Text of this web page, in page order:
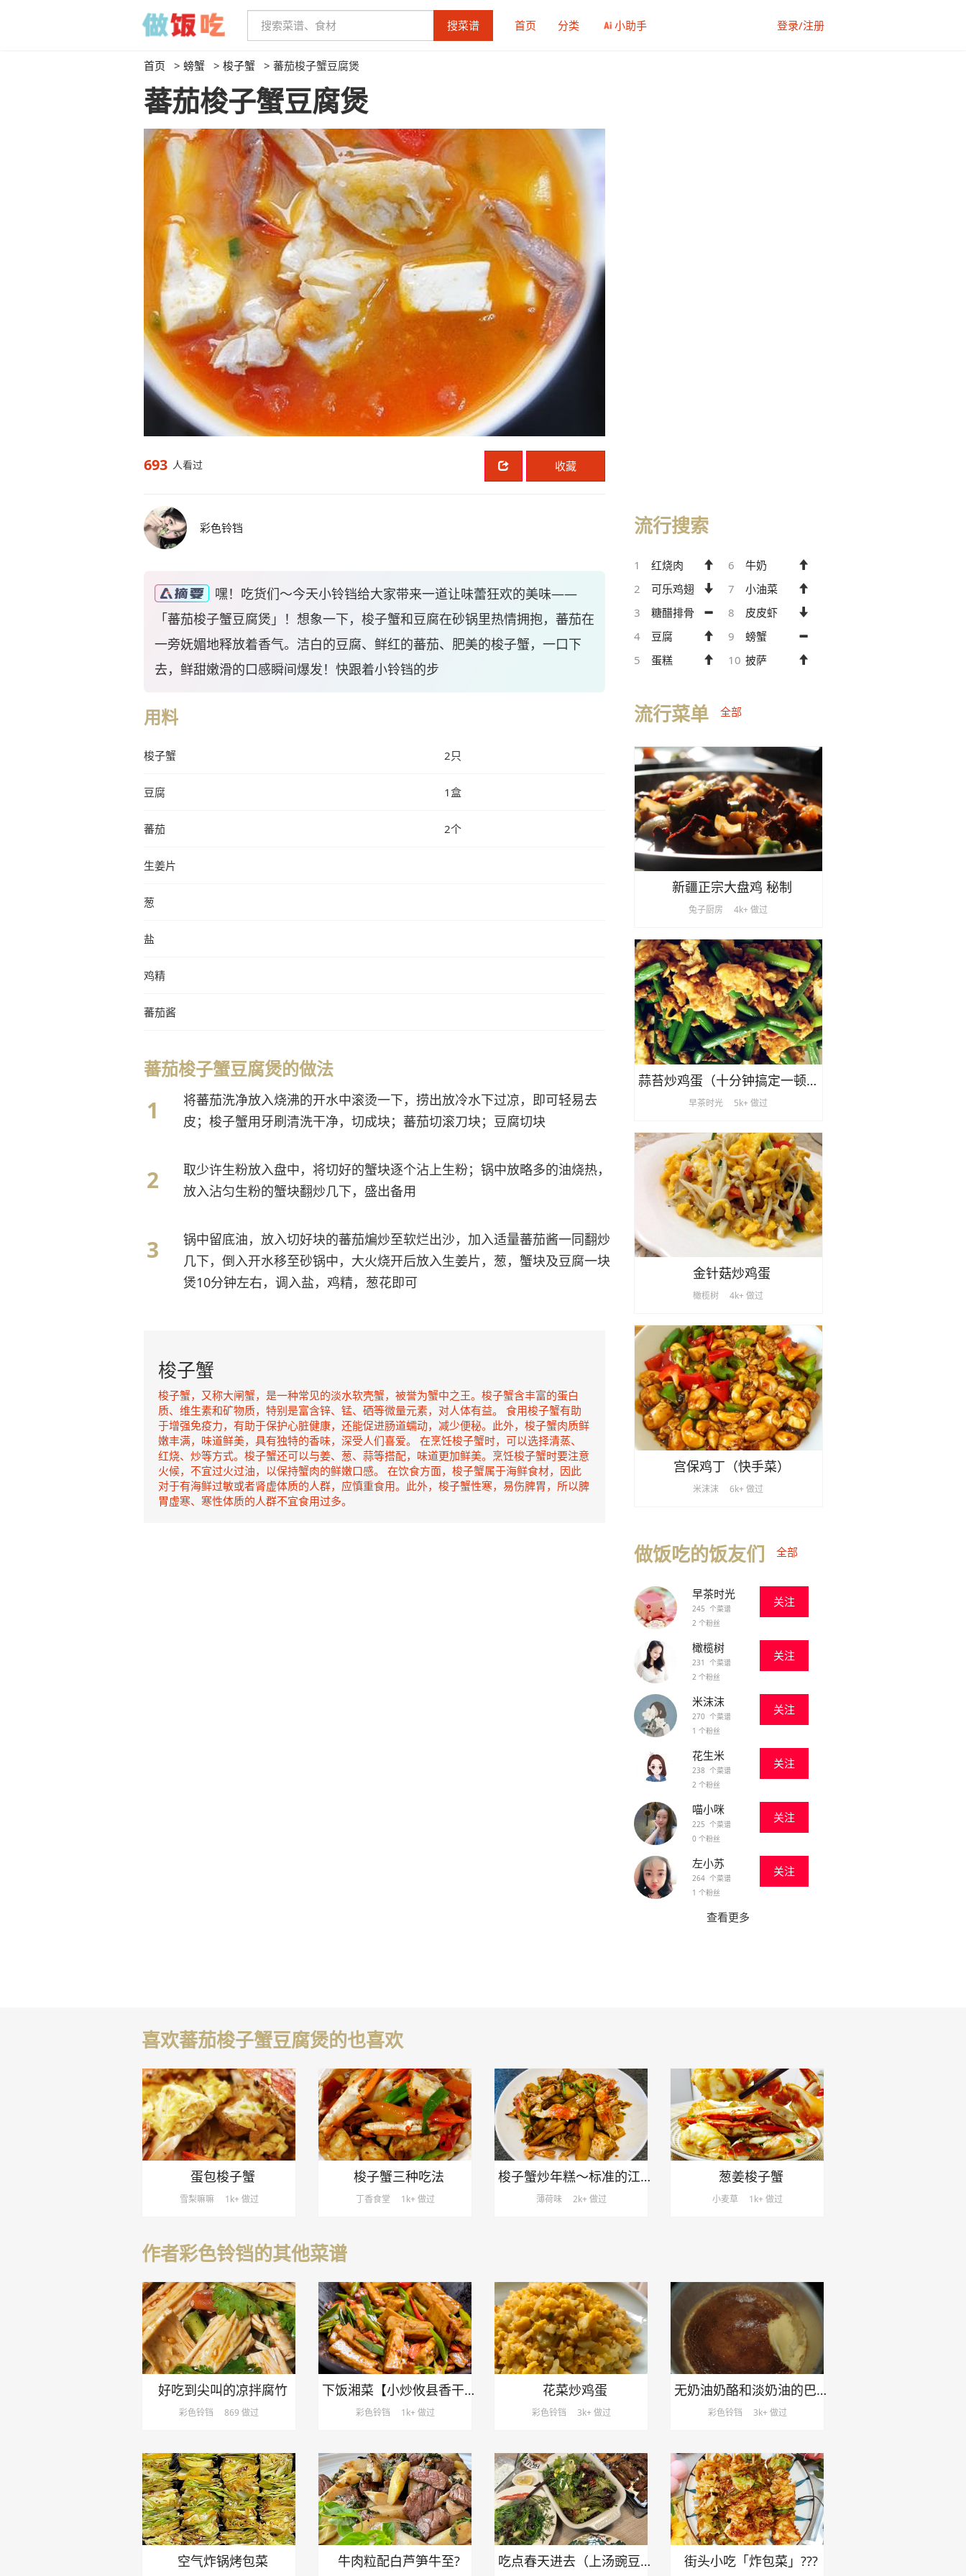
搜菜谱 首页 分类 小助手 登录/注册
首页 > 螃蟹> 梭子蟹> 蕃茄梭子蟹豆腐煲
蕃茄梭子蟹豆腐煲
693 人看过 收藏
彩色铃铛
嘿！吃货们～今天小铃铛给大家带来一道让味蕾狂欢的美味——
「蕃茄梭子蟹豆腐煲」！想象一下，梭子蟹和豆腐在砂锅里热情拥抱，蕃茄在
一旁妩媚地释放着香气。洁白的豆腐、鲜红的蕃茄、肥美的梭子蟹，一口下
去，鲜甜嫩滑的口感瞬间爆发！快跟着小铃铛的步
用料
梭子蟹 2只
豆腐 1盒
蕃茄 2个
生姜片
葱
盐
鸡精
蕃茄酱
蕃茄梭子蟹豆腐煲的做法
将蕃茄洗净放入烧沸的开水中滚烫一下，捞出放冷水下过凉，即可轻易去
皮；梭子蟹用牙刷清洗干净，切成块；蕃茄切滚刀块；豆腐切块
取少许生粉放入盘中，将切好的蟹块逐个沾上生粉；锅中放略多的油烧热，
放入沾匀生粉的蟹块翻炒几下，盛出备用
锅中留底油，放入切好块的蕃茄煸炒至软烂出沙，加入适量蕃茄酱一同翻炒
几下，倒入开水移至砂锅中，大火烧开后放入生姜片，葱，蟹块及豆腐一块
煲10分钟左右，调入盐，鸡精，葱花即可
梭子蟹
梭子蟹，又称大闸蟹，是一种常见的淡水软壳蟹，被誉为蟹中之王。梭子蟹含丰富的蛋白
质、维生素和矿物质，特别是富含锌、锰、硒等微量元素，对人体有益。 食用梭子蟹有助
于增强免疫力，有助于保护心脏健康，还能促进肠道蠕动，减少便秘。此外，梭子蟹肉质鲜
嫩丰满，味道鲜美，具有独特的香味，深受人们喜爱。 在烹饪梭子蟹时，可以选择清蒸、
红烧、炒等方式。梭子蟹还可以与姜、葱、蒜等搭配，味道更加鲜美。烹饪梭子蟹时要注意
火候，不宜过火过油，以保持蟹肉的鲜嫩口感。 在饮食方面，梭子蟹属于海鲜食材，因此
对于有海鲜过敏或者肾虚体质的人群，应慎重食用。此外，梭子蟹性寒，易伤脾胃，所以脾
胃虚寒、寒性体质的人群不宜食用过多。
流行搜索
1
红烧肉
2
可乐鸡翅
3
糖醋排骨
4
豆腐
5
蛋糕
6
牛奶
7
小油菜
8
皮皮虾
9
螃蟹
10 披萨
流行菜单 全部
新疆正宗大盘鸡 秘制
兔子厨房 4k+ 做过
蒜苔炒鸡蛋（十分钟搞定一顿饭）
早茶时光 5k+ 做过
金针菇炒鸡蛋
橄榄树 4k+ 做过
宫保鸡丁（快手菜）
米沫沫 6k+ 做过
做饭吃的饭友们 全部
早茶时光
245 个菜谱
2 个粉丝
关注
橄榄树
231 个菜谱
2 个粉丝
关注
米沫沫
270 个菜谱
1 个粉丝
关注
花生米
238 个菜谱
2 个粉丝
关注
喵小咪
225 个菜谱
0 个粉丝
关注
左小苏
264 个菜谱
1 个粉丝
关注
查看更多
喜欢蕃茄梭子蟹豆腐煲的也喜欢
蛋包梭子蟹
雪梨嘛嘛 1k+ 做过
梭子蟹三种吃法
丁香食堂 1k+ 做过
梭子蟹炒年糕～标准的江浙菜
薄荷味 2k+ 做过
葱姜梭子蟹
小麦草 1k+ 做过
作者彩色铃铛的其他菜谱
好吃到尖叫的凉拌腐竹
彩色铃铛 869 做过
下饭湘菜【小炒攸县香干】，随手一炒就好吃！
彩色铃铛 1k+ 做过
花菜炒鸡蛋
彩色铃铛 3k+ 做过
无奶油奶酪和淡奶油的巴斯克
彩色铃铛 3k+ 做过
空气炸锅烤包菜 牛肉粒配白芦笋牛至? 吃点春天进去（上汤豌豆苗） 街头小吃「炸包菜」???